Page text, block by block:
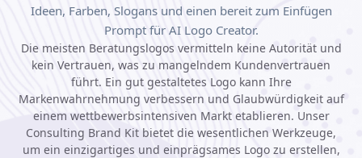
AI-Bild
AI-Video
AI-Tools
Preise
Ideen, Farben, Slogans und einen bereit zum Einfügen
Prompt für AI Logo Creator.
Die meisten Beratungslogos vermitteln keine Autorität und
kein Vertrauen, was zu mangelndem Kundenvertrauen
führt. Ein gut gestaltetes Logo kann Ihre
Markenwahrnehmung verbessern und Glaubwürdigkeit auf
einem wettbewerbsintensiven Markt etablieren. Unser
Consulting Brand Kit bietet die wesentlichen Werkzeuge,
um ein einzigartiges und einprägsames Logo zu erstellen,